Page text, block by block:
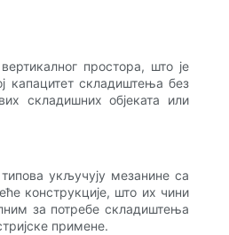
простора, што је
капацитет складиштења без
складишних објеката или
укључују мезанине са
конструкције, што их чини
за потребе складиштења
примене.